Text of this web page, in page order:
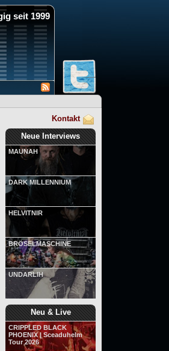
seit 1999
Kontakt
Neue Interviews
MAUNAH
DARK MILLENNIUM
HELVITNIR
BRÖSELMASCHINE
UNDARLIH
Neu & Live
CRIPPLED BLACK
PHOENIX | Sceaduhelm
Tour 2026